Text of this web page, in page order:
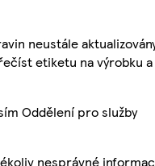
neustále
etiketu na výrobku a
Oddělení pro služby
nesprávné